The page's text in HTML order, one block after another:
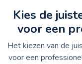
Kies de
voor een
Het kiezen van de
voor een